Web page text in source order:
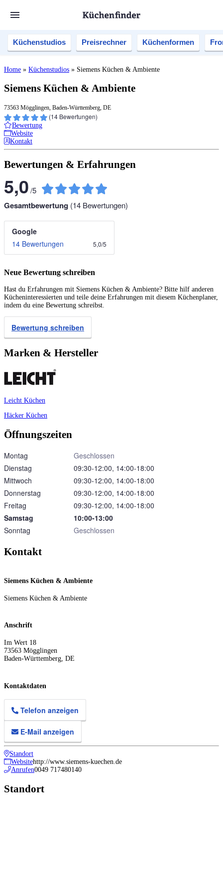
Küchenstudios Preisrechner Küchenformen
Home » Küchenstudios » Siemens Küchen & Ambiente
Siemens Küchen & Ambiente
73563 Mögglingen, Baden-Württemberg, DE
(14 Bewertungen)
Bewertung
Website
Kontakt
Bewertungen & Erfahrungen
5,0/5
Gesamtbewertung (14 Bewertungen)
Google
14 Bewertungen
5,0/5
Neue Bewertung schreiben
Hast du Erfahrungen mit Siemens Küchen & Ambiente? Bitte hilf anderen
Kücheninteressierten und teile deine Erfahrungen mit diesem Küchenplaner,
indem du eine Bewertung schreibst.
Bewertung schreiben
Marken & Hersteller
Leicht Küchen
Häcker Küchen
Öffnungszeiten
Montag
Geschlossen
Dienstag
09:30‑12:00, 14:00‑18:00
Mittwoch
09:30‑12:00, 14:00‑18:00
Donnerstag
09:30‑12:00, 14:00‑18:00
Freitag
09:30‑12:00, 14:00‑18:00
Samstag
10:00‑13:00
Sonntag
Geschlossen
Kontakt
Siemens Küchen & Ambiente
Siemens Küchen & Ambiente
Anschrift
Im Wert 18
73563 Mögglingen
Baden-Württemberg DE
Kontaktdaten
Telefon anzeigen
E-Mail anzeigen
Standort
Websitehttp://www.siemens-kuechen.de
Anrufen0049 717480140
Standort